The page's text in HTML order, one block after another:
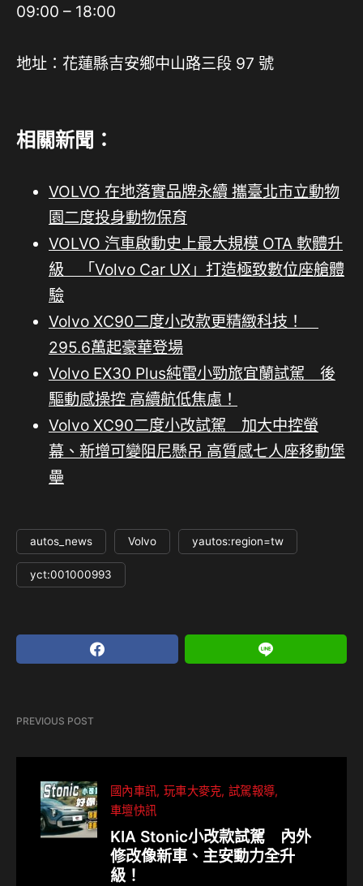
09:00 – 18:00
地址：花蓮縣吉安鄉中山路三段 97 號
相關新聞：
VOLVO 在地落實品牌永續 攜臺北市立動物
園二度投身動物保育
VOLVO 汽車啟動史上最大規模 OTA 軟體升
級 「Volvo Car UX」打造極致數位座艙體
驗
Volvo XC90二度小改款更精緻科技！
295.6萬起豪華登場
Volvo EX30 Plus純電小勁旅宜蘭試駕 後
驅動感操控 高續航低焦慮！
Volvo XC90二度小改試駕 加大中控螢
幕、新增可變阻尼懸吊 高質感七人座移動堡
壘
autos_news Volvo yautos:region=tw
yct:001000993
PREVIOUS POST
國內車訊 玩車大麥克 試駕報導
車壇快訊
KIA Stonic小改款試駕 內外
修改像新車、主安動力全升
級！